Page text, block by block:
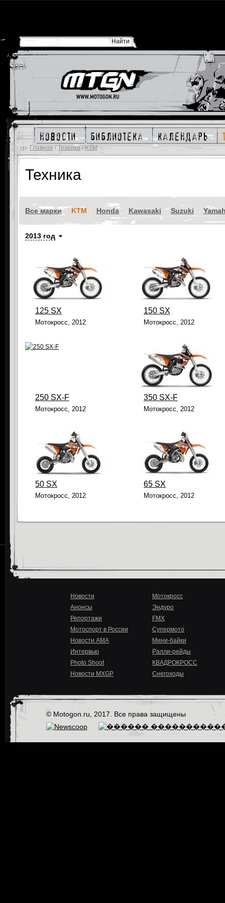
новости библиотека календарь
Главная /Техника / KTM
Техника
Все марки KTM Honda Kawasaki Suzuki
2013 год
125 SX
Мотокросс, 2012
150 SX
Мотокросс, 2012
250 SX-F
Мотокросс, 2012
350 SX-F
Мотокросс, 2012
50 SX
Мотокросс, 2012
65 SX
Мотокросс, 2012
Новости
Анонсы
Репортажи
Мотоспорт в России
Новости AMA
Интервью
Photo Shoot
Новости MXGP
Мотокросс
Эндуро
FMX
Супермото
Мини-байки
Ралли-рейды
КВАДРОКРОСС
Снегоходы
© Motogon.ru, 2017. Все права защищены